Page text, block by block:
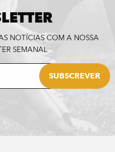
NOTÍCIAS COM A NOSSA
SEMANAL